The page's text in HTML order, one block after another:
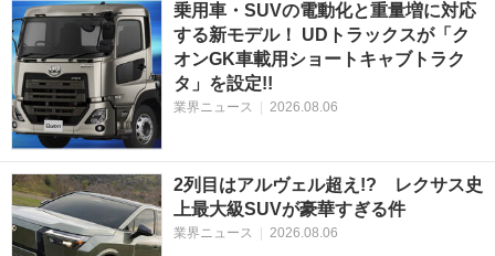
乗用車・SUVの電動化と重量増に対応
する新モデル！ UDトラックスが「ク
オンGK車載用ショートキャブトラク
タ」を設定!!
業界ニュース 2026.08.06
2列目はアルヴェル超え!? レクサス史
上最大級SUVが豪華すぎる件
業界ニュース 2026.08.06